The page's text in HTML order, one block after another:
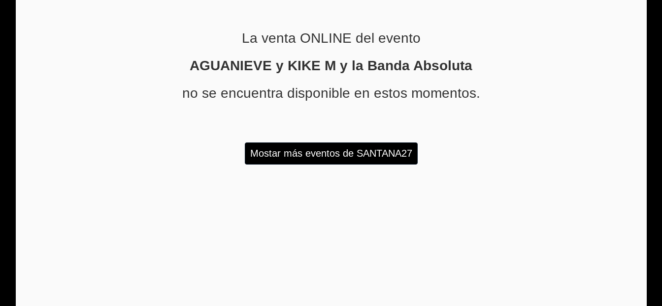
La venta ONLINE del evento
AGUANIEVE y KIKE M y la Banda Absoluta
no se encuentra disponible en estos momentos.
Mostar más eventos de SANTANA27